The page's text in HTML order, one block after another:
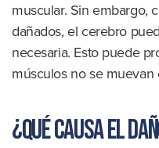
muscular. Sin embargo,
dañados, el cerebro
necesaria. Esto puede
músculos no se
¿Qué causa el